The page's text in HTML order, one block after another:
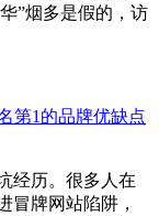
”烟多是假的，访
第1的品牌优缺点
经历。很多人在
冒牌网站陷阱，